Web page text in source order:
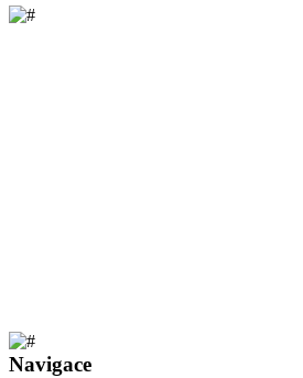
Navigace